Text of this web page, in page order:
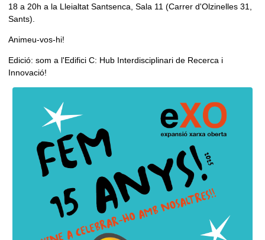
18 a 20h a la Lleialtat Santsenca, Sala 11 (Carrer d'Olzinelles 31,
Sants).
Animeu-vos-hi!
Edició: som a l'Edifici C: Hub Interdisciplinari de Recerca i
Innovació!